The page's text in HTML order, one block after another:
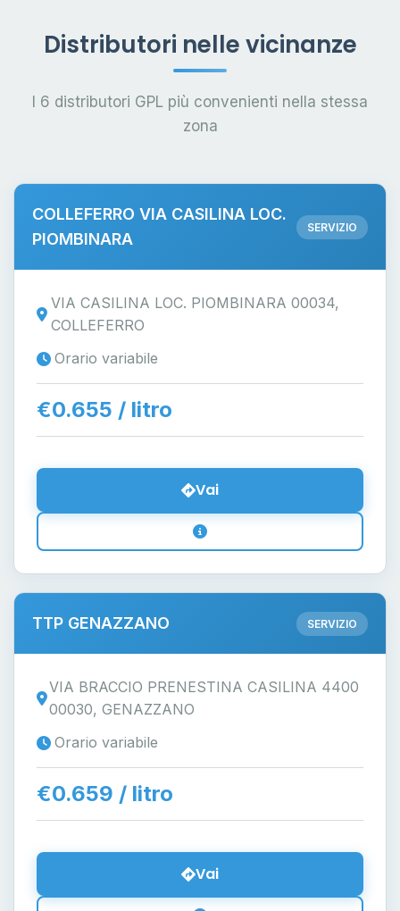
Distributori nelle vicinanze
I 6 distributori GPL più convenienti nella stessa
zona
COLLEFERRO VIA CASILINA LOC.
PIOMBINARA
SERVIZIO
VIA CASILINA LOC. PIOMBINARA 00034,
COLLEFERRO
Orario variabile
€0.655 / litro
Vai
TTP GENAZZANO SERVIZIO
VIA BRACCIO PRENESTINA CASILINA 4400
00030, GENAZZANO
Orario variabile
€0.659 / litro
Vai